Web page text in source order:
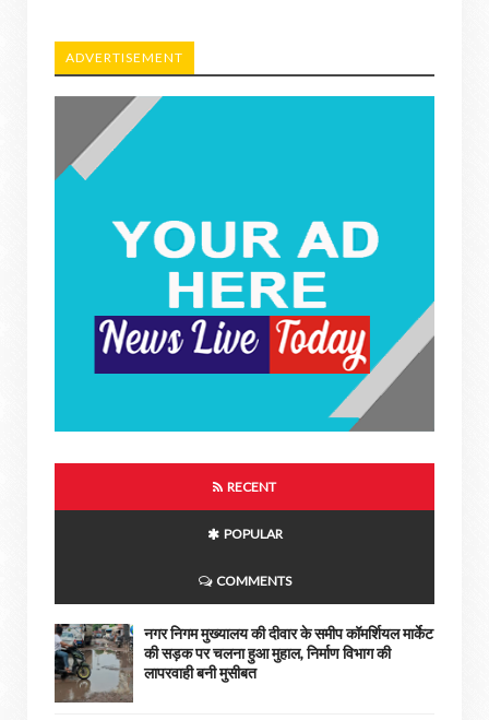
ADVERTISEMENT
RECENT
POPULAR
COMMENTS
नगर निगम मुख्यालय की दीवार के समीप कॉमर्शियल मार्केट
की सड़क पर चलना हुआ मुहाल, निर्माण विभाग की
लापरवाही बनी मुसीबत